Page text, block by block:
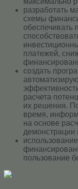
разработать
схемы
обеспечивать
платежей,
создать
расчета
их решения.
время,
на основе
демонстрации
пользование